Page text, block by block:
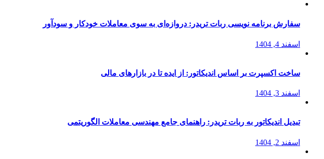
سفارش برنامه نویسی ربات تریدر: دروازه‌ای به سوی معاملات خودکار و سودآور
اسفند 4, 1404
ساخت اکسپرت بر اساس اندیکاتور: از ایده تا در بازارهای مالی
اسفند 3, 1404
تبدیل اندیکاتور به ربات تریدر: راهنمای جامع مهندسی معاملات الگوریتمی
اسفند 2, 1404